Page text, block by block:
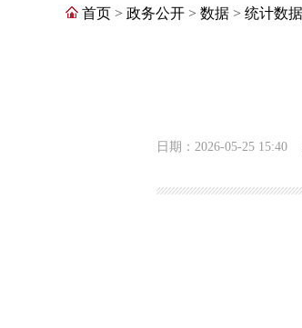
首页 > 政务公开 > 数据 > 统计数据
日期：2026-05-25 15:40